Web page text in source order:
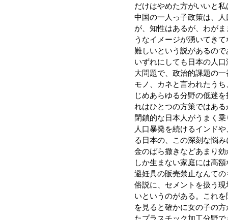
だけはやめた方がいいと私
中国の一人っ子政策は、
が、知性はあるが、わが
うなイメージが湧いてき
難しいという説があるので
いずれにしても日本の人
大問題で、政治的課題の
モノ、カネと言われたう
じめあらゆる分野の低迷
れはひとつの方策ではあ
閉鎖的な日本人がうまく
人口暴発を続けるインド
る日本の、この深刻な悩
金のばら撒きなどあまり
しか生まない家庭には高
避妊具の販売禁止なんて
俗説に、セメントを扱う
いというのがある。これ
を見ると確かに女の子の